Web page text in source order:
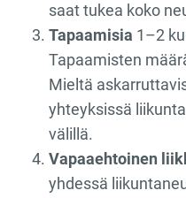
saat tukea koko
Tapaamisia 1–2
Tapaamisten
Mieltä
yhteyksissä
välillä.
Vapaaehtoinen
yhdessä